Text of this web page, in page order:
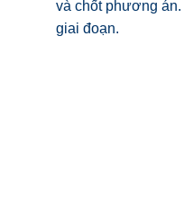
và chốt phương
giai đoạn.